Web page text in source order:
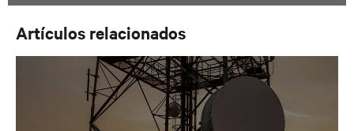
Artículos relacionados